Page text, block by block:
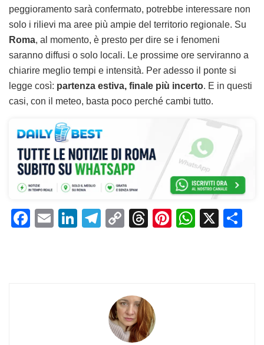
peggioramento sarà confermato, potrebbe interessare non
solo i rilievi ma aree più ampie del territorio regionale. Su
Roma, al momento, è presto per dire se i fenomeni
saranno diffusi o solo locali. Le prossime ore serviranno a
chiarire meglio tempi e intensità. Per adesso il ponte si
legge così: partenza estiva, finale più incerto. E in questi
casi, con il meteo, basta poco perché cambi tutto.
F
E
Li T
m
C
Li
n
k
T
s
Pi W X